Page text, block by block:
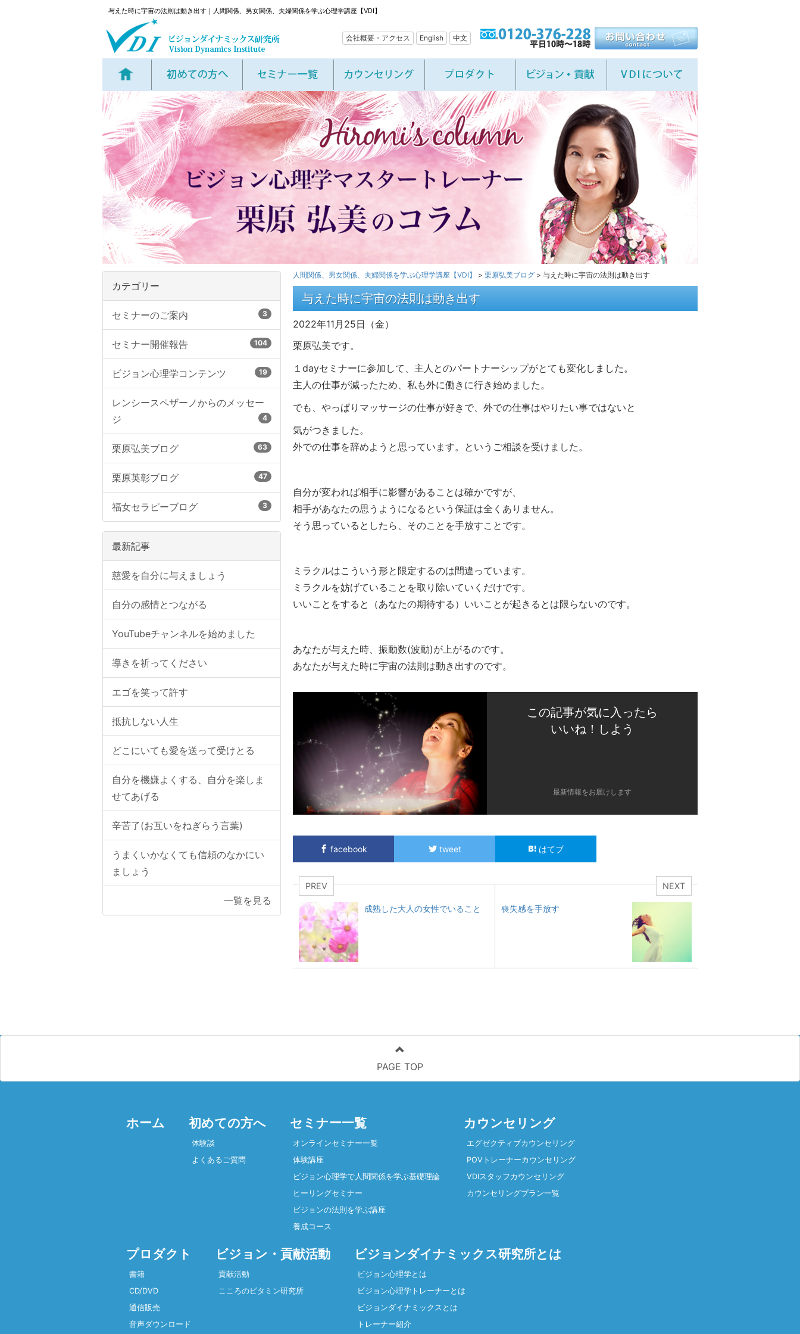
与えた時に宇宙の法則は動き出す｜人間関係、男女関係、夫婦関係を学ぶ心理学講座【VDI】
会社概要・アクセス English 中文
人間関係、男女関係、夫婦関係を学ぶ心理学講座【VDI】 > 栗原弘美ブログ > 与えた時に宇宙の法則は動き出す
与えた時に宇宙の法則は動き出す
2022年11月25日（金）
栗原弘美です。
１dayセミナーに参加して、主人とのパートナーシップがとても変化しました。
主人の仕事が減ったため、私も外に働きに行き始めました。
でも、やっぱりマッサージの仕事が好きで、外での仕事はやりたい事ではないと
気がつきました。
外での仕事を辞めようと思っています。というご相談を受けました。
自分が変われば相手に影響があることは確かですが、
相手があなたの思うようになるという保証は全くありません。
そう思っているとしたら、そのことを手放すことです。
ミラクルはこういう形と限定するのは間違っています。
ミラクルを妨げていることを取り除いていくだけです。
いいことをすると（あなたの期待する）いいことが起きるとは限らないのです。
あなたが与えた時、振動数(波動)が上がるのです。
あなたが与えた時に宇宙の法則は動き出すのです。
この記事が気に入ったら
いいね！しよう
最新情報をお届けします
facebook tweet はてブ
PREV
成熟した大人の女性でいること
NEXT
喪失感を手放す
カテゴリー
セミナーのご案内 3
セミナー開催報告 104
ビジョン心理学コンテンツ 19
レンシースペザーノからのメッセー
ジ
4
栗原弘美ブログ 63
栗原英彰ブログ 47
福女セラピーブログ 3
最新記事
慈愛を自分に与えましょう
自分の感情とつながる
YouTubeチャンネルを始めました
導きを祈ってください
エゴを笑って許す
抵抗しない人生
どこにいても愛を送って受けとる
自分を機嫌よくする、自分を楽しま
せてあげる
辛苦了(お互いをねぎらう言葉)
うまくいかなくても信頼のなかにい
ましょう
一覧を見る
PAGE TOP
ホーム 初めての方へ
体験談
よくあるご質問
セミナー一覧
オンラインセミナー一覧
体験講座
ビジョン心理学で人間関係を学ぶ基礎理論
ヒーリングセミナー
ビジョンの法則を学ぶ講座
養成コース
カウンセリング
エグゼクティブカウンセリング
POVトレーナーカウンセリング
VDIスタッフカウンセリング
カウンセリングプラン一覧
プロダクト
書籍
CD/DVD
通信販売
音声ダウンロード
ビジョン・貢献活動
貢献活動
こころのビタミン研究所
ビジョンダイナミックス研究所とは
ビジョン心理学とは
ビジョン心理学トレーナーとは
ビジョンダイナミックスとは
トレーナー紹介